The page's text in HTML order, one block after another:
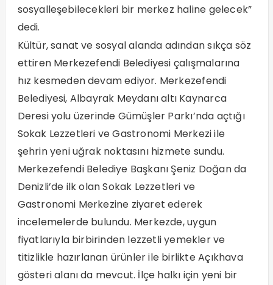
sosyalleşebilecekleri bir merkez haline gelecek”
dedi.
Kültür, sanat ve sosyal alanda adından sıkça söz
ettiren Merkezefendi Belediyesi çalışmalarına
hız kesmeden devam ediyor. Merkezefendi
Belediyesi, Albayrak Meydanı altı Kaynarca
Deresi yolu üzerinde Gümüşler Parkı’nda açtığı
Sokak Lezzetleri ve Gastronomi Merkezi ile
şehrin yeni uğrak noktasını hizmete sundu.
Merkezefendi Belediye Başkanı Şeniz Doğan da
Denizli’de ilk olan Sokak Lezzetleri ve
Gastronomi Merkezine ziyaret ederek
incelemelerde bulundu. Merkezde, uygun
fiyatlarıyla birbirinden lezzetli yemekler ve
titizlikle hazırlanan ürünler ile birlikte Açıkhava
gösteri alanı da mevcut. İlçe halkı için yeni bir